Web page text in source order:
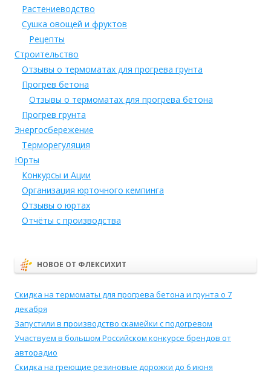
Растениеводство
Сушка овощей и фруктов
Рецепты
Строительство
Отзывы о термоматах для прогрева грунта
Прогрев бетона
Отзывы о термоматах для прогрева бетона
Прогрев грунта
Энергосбережение
Терморегуляция
Юрты
Конкурсы и Ации
Организация юрточного кемпинга
Отзывы о юртах
Отчёты с производства
НОВОЕ ОТ ФЛЕКСИХИТ
Скидка на термоматы для прогрева бетона и грунта о 7
декабря
Запустили в производство скамейки с подогревом
Участвуем в большом Российском конкурсе брендов от
авторадио
Скидка на греющие резиновые дорожки до 6 июня